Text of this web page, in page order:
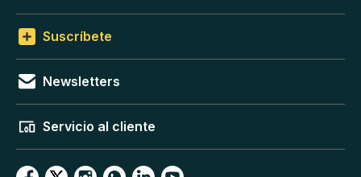
Suscríbete
Newsletters
Servicio al cliente